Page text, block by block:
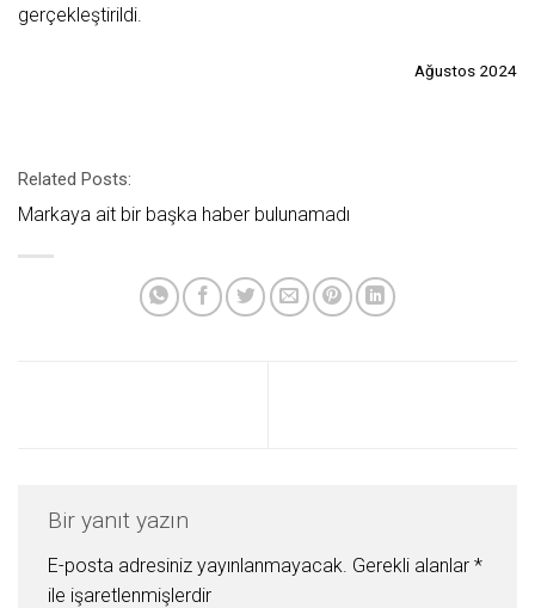
gerçekleştirildi.
Ağustos 2024
Related Posts:
Markaya ait bir başka haber bulunamadı
Bir yanıt yazın
E-posta adresiniz yayınlanmayacak. Gerekli alanlar *
ile işaretlenmişlerdir